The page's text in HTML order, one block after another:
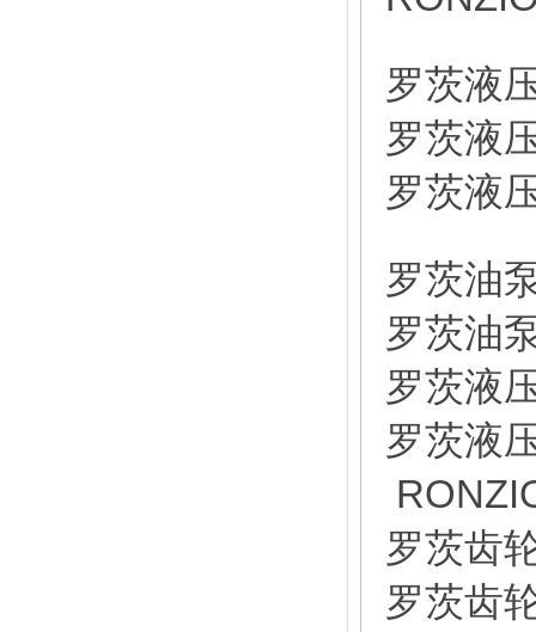
罗茨液
罗茨液
罗茨液
罗茨油
罗茨油
罗茨液
罗茨液
罗茨齿
罗茨齿